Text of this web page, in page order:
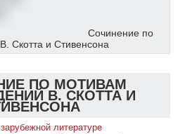
Сочинение по
Скотта и Стивенсона
ПО МОТИВАМ
В. СКОТТА И
литературе